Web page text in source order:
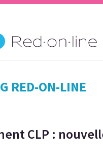
RED-ON-LINE
CLP :